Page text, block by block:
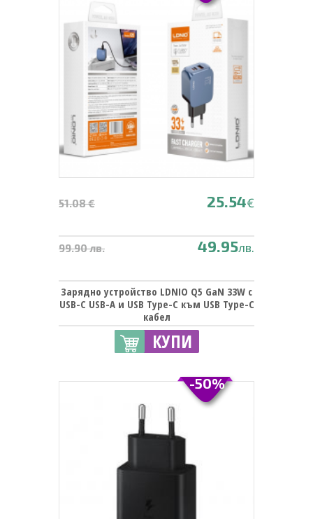
51.08 € 25.54€
99.90 лв. 49.95лв.
Зарядно устройство LDNIO Q5 GaN 33W с
USB-C USB-A и USB Type-C към USB Type-C
кабел
КУПИ
-50%